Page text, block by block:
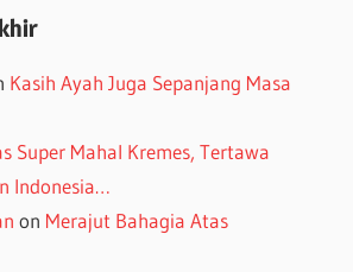
Kasih Ayah Juga Sepanjang Masa
Super Mahal Kremes, Tertawa
Indonesia…
on Merajut Bahagia Atas